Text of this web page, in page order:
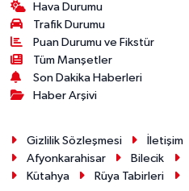
Hava Durumu
Trafik Durumu
Puan Durumu ve Fikstür
Tüm Manşetler
Son Dakika Haberleri
Haber Arşivi
Gizlilik Sözleşmesi İletişim
Afyonkarahisar
Bilecik
Kütahya
Rüya Tabirleri